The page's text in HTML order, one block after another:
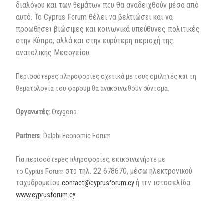
διαλόγου και των θεμάτων που θα αναδειχθούν μέσα από
αυτό. ΤοCyprus Forumθέλει να βελτιώσει και να
προωθήσει βιώσιμες και κοινωνικά υπεύθυνες πολιτικές
στην Κύπρο, αλλά και στην ευρύτερη περιοχή της
ανατολικής Μεσογείου.
Περισσότερες πληροφορίες σχετικά με τους ομιλητές και τη
θεματολογία του φόρουμ θα ανακοινωθούν σύντομα.
Oργανωτές:Oxygono
Partners:DelphiEconomicForum
Για περισσότερες πληροφορίες, επικοινωνήστε με
τoCyprusForumστο τηλ. 22 678670, μέσω ηλεκτρονικού
ταχυδρομείουcontact@cyprusforum.cyή την ιστοσελίδα:
www.cyprusforum.cy.